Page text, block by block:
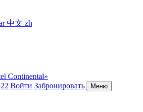
中文 zh
Войти Забронировать Меню